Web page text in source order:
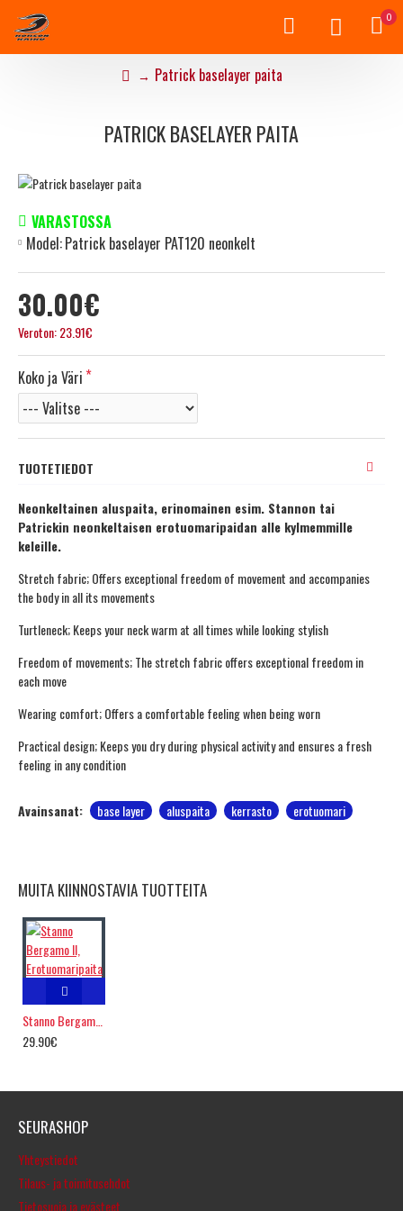
0
Patrick baselayer paita
PATRICK BASELAYER PAITA
30.00€
Veroton: 23.91€
VARASTOSSA
Model:Patrick baselayer PAT120 neonkelt
Koko ja Väri
TUOTETIEDOT
Neonkeltainen aluspaita, erinomainen esim. Stannon tai
Patrickin neonkeltaisen erotuomaripaidan alle kylmemmille
keleille.
Stretch fabric; Offers exceptional freedom of movement and accompanies
the body in all its movements
Turtleneck; Keeps your neck warm at all times while looking stylish
Freedom of movements; The stretch fabric offers exceptional freedom in
each move
Wearing comfort; Offers a comfortable feeling when being worn
Practical design; Keeps you dry during physical activity and ensures a fresh
feeling in any condition
Avainsanat: base layer aluspaita kerrasto erotuomari
MUITA KIINNOSTAVIA TUOTTEITA
29.90€
SEURASHOP
Yhteystiedot
Tilaus- ja toimitusehdot
Tietosuoja ja evästeet